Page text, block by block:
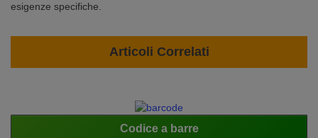
esigenze specifiche.
Articoli Correlati
Codice a barre